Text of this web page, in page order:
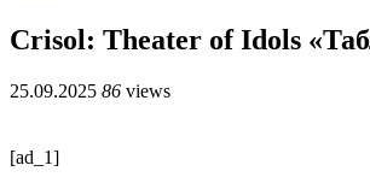
Crisol: Theater of Idols
25.09.2025 86 views
[ad_1]